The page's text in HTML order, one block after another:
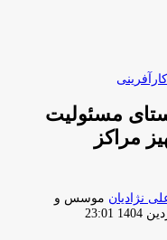
مسئولیت
مراکز
موسس و